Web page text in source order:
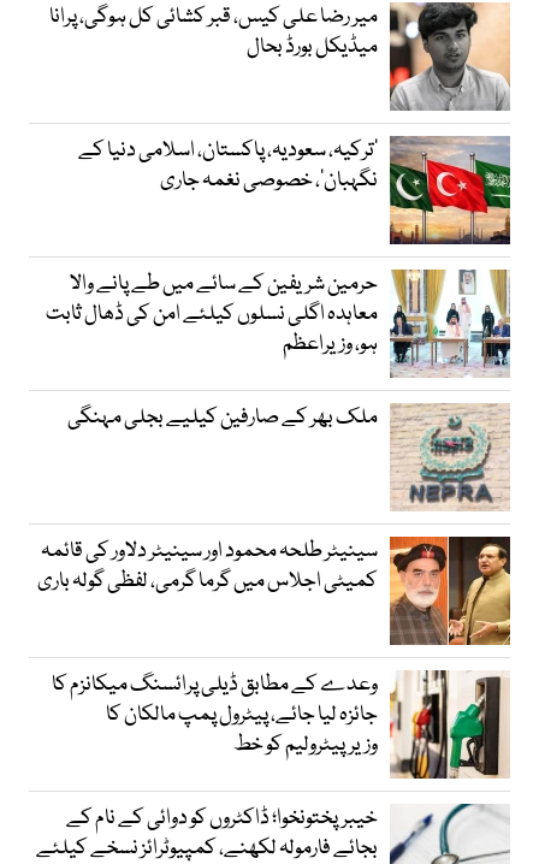
میر رضا علی کیس، قبر کشائی کل ہوگی، پرانا
میڈیکل بورڈ بحال
‘ترکیہ، سعودیہ، پاکستان، اسلامی دنیا کے
نگہبان’، خصوصی نغمہ جاری
حرمین شریفین کے سائے میں طے پانے والا
معاہدہ اگلی نسلوں کیلئے امن کی ڈھال ثابت
ہو، وزیراعظم
ملک بھر کے صارفین کیلیے بجلی مہنگی
سینیٹر طلحہ محمود اور سینیٹر دلاور کی قائمہ
کمیٹی اجلاس میں گرما گرمی، لفظی گولہ باری
وعدے کے مطابق ڈیلی پرائسنگ میکانزم کا
جائزہ لیا جائے، پیٹرول پمپ مالکان کا
وزیرپیٹرولیم کو خط
خیبرپختونخوا؛ ڈاکٹروں کو دوائی کے نام کے
بجائے فارمولہ لکھنے، کمپیوٹرائز نسخے کیلئے